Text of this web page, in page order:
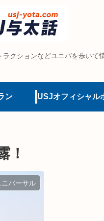
クションなどユニバを歩いて
ン
！
ニバーサル